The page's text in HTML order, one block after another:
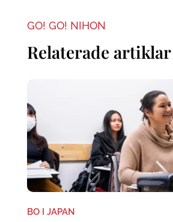
GO! GO! NIHON
Relaterade artiklar
BO I JAPAN